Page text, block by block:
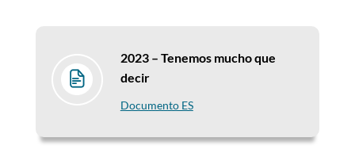
2023 – Tenemos mucho que
decir
Documento ES